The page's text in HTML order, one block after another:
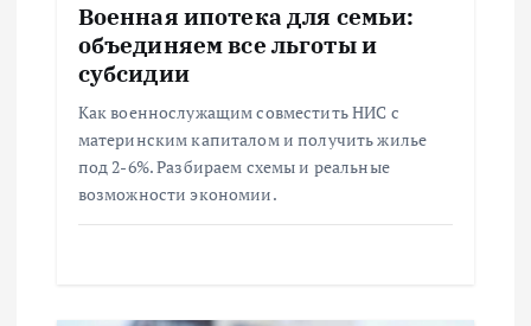
Военная ипотека для семьи:
объединяем все льготы и
субсидии
Как военнослужащим совместить НИС с
материнским капиталом и получить жилье
под 2-6%. Разбираем схемы и реальные
возможности экономии.